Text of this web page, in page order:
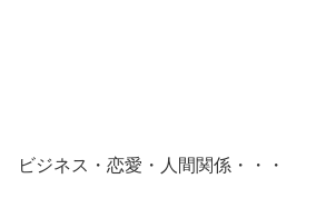
ビジネス・恋愛・人間関係・・・